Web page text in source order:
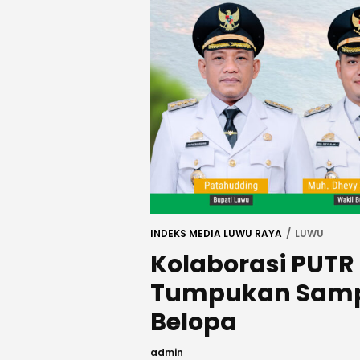
INDEKS MEDIA LUWU RAYA LUWU
Kolaborasi
Tumpukan
Belopa
admin